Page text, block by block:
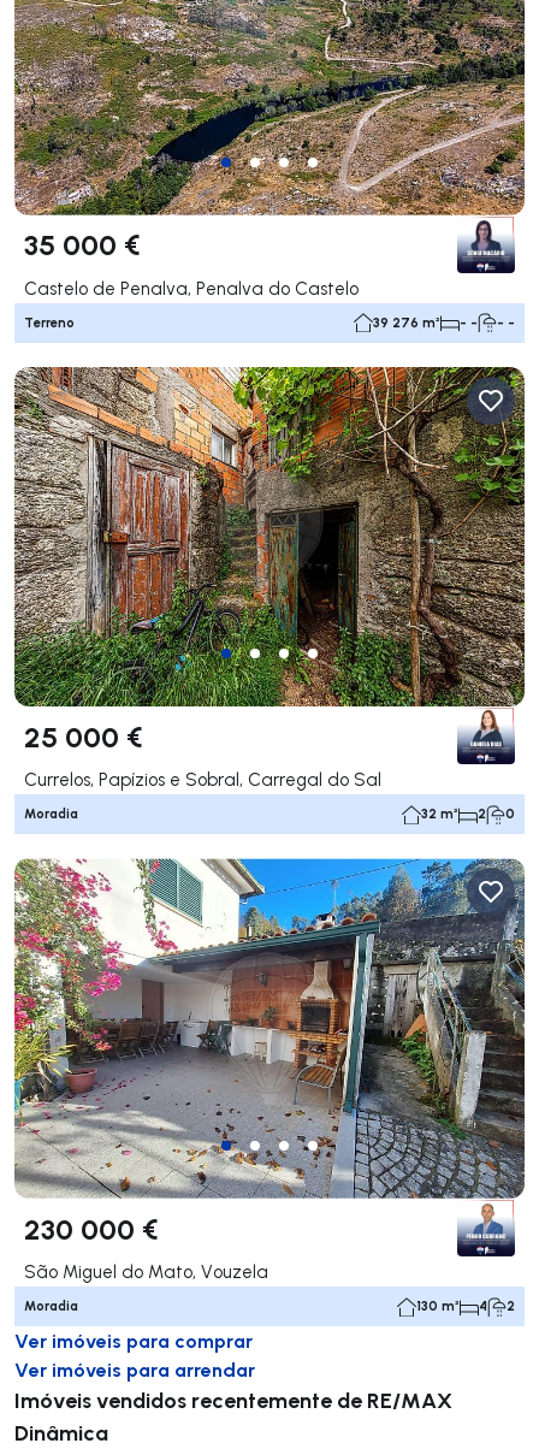
35 000 €
Castelo de Penalva, Penalva do Castelo
Terreno 39 276 m² - - - -
25 000 €
Currelos, Papízios e Sobral, Carregal do Sal
Moradia 32 m² 2 0
230 000 €
São Miguel do Mato, Vouzela
Moradia 130 m² 4 2
Ver imóveis para comprar
Ver imóveis para arrendar
Imóveis vendidos recentemente de RE/MAX
Dinâmica